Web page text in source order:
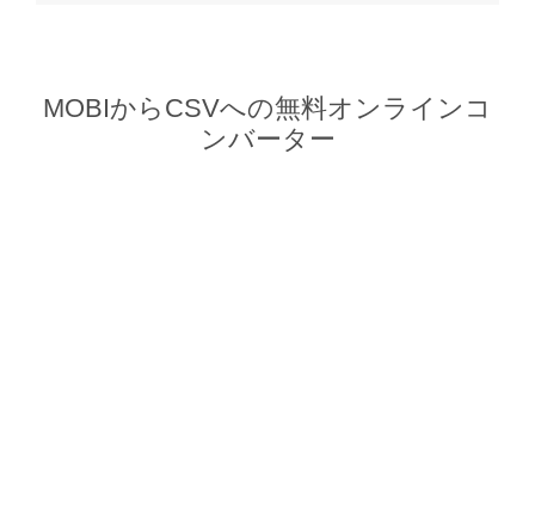
MOBIからCSVへの無料オンラインコ
ンバーター